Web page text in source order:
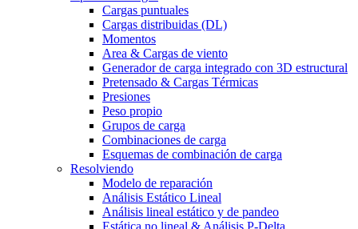
Cargas puntuales
Cargas distribuidas (DL)
Momentos
Area & Cargas de viento
Generador de carga integrado con 3D estructural
Pretensado & Cargas Térmicas
Presiones
Peso propio
Grupos de carga
Combinaciones de carga
Esquemas de combinación de carga
Resolviendo
Modelo de reparación
Análisis Estático Lineal
Análisis lineal estático y de pandeo